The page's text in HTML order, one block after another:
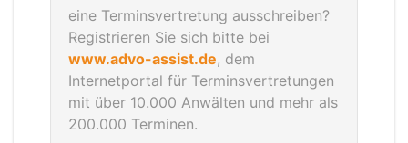
eine Terminsvertretung ausschreiben?
Registrieren Sie sich bitte bei
www.advo-assist.de, dem
Internetportal für Terminsvertretungen
mit über 10.000 Anwälten und mehr als
200.000 Terminen.